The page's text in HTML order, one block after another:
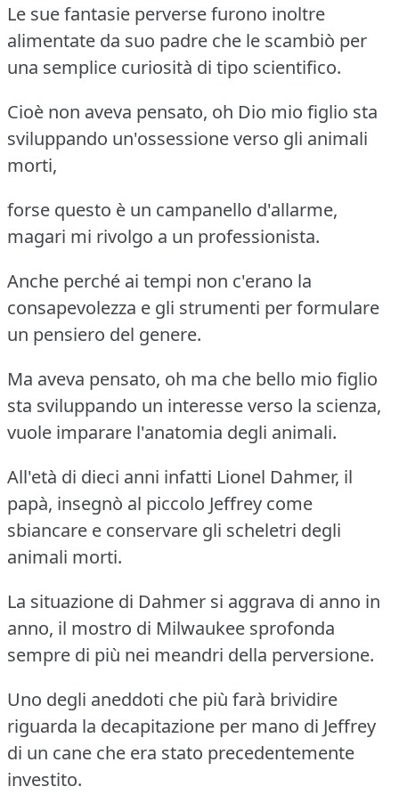
Le sue fantasie perverse furono inoltre
alimentate da suo padre che le scambiò per
una semplice curiosità di tipo scientifico.
Cioè non aveva pensato, oh Dio mio figlio sta
sviluppando un'ossessione verso gli animali
morti,
forse questo è un campanello d'allarme,
magari mi rivolgo a un professionista.
Anche perché ai tempi non c'erano la
consapevolezza e gli strumenti per formulare
un pensiero del genere.
Ma aveva pensato, oh ma che bello mio figlio
sta sviluppando un interesse verso la scienza,
vuole imparare l'anatomia degli animali.
All'età di dieci anni infatti Lionel Dahmer, il
papà, insegnò al piccolo Jeffrey come
sbiancare e conservare gli scheletri degli
animali morti.
La situazione di Dahmer si aggrava di anno in
anno, il mostro di Milwaukee sprofonda
sempre di più nei meandri della perversione.
Uno degli aneddoti che più farà brividire
riguarda la decapitazione per mano di Jeffrey
di un cane che era stato precedentemente
investito.